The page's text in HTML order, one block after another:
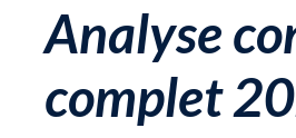
Analyse
complet